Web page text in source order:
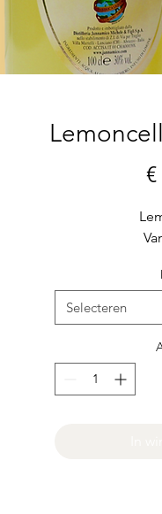
Selecteren